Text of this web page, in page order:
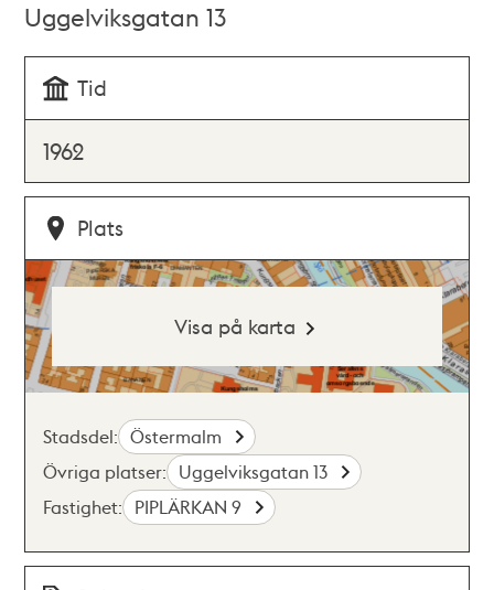
Uggelviksgatan 13
Tid
1962
Plats
Visa på karta
Stadsdel: Östermalm
Övriga platser: Uggelviksgatan 13
Fastighet: PIPLÄRKAN 9